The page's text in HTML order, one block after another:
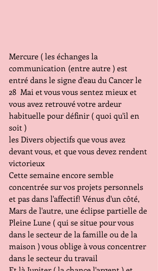
Mercure ( les échanges la
communication	(entre autre ) est
entré dans le signe d'eau du Cancer le
28  Mai et vous vous sentez mieux et
vous avez retrouvé votre ardeur
habituelle pour définir ( quoi qu'il en
soit )
les Divers objectifs que vous avez
devant vous, et que vous devez rendent
victorieux
Cette semaine encore semble
concentrée sur vos projets personnels
et pas dans l'affectif! Vénus d'un côté,
Mars de l'autre, une éclipse partielle de
Pleine Lune ( qui se situe pour vous
dans le secteur de la famille ou de la
maison ) vous oblige à vous concentrer
dans le secteur du travail